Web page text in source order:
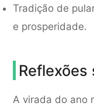
Tradição de
e prosperidade.
Reflexões
A virada do ano